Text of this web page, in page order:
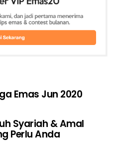
Emas Jun 2020
Syariah & Amal
Perlu Anda